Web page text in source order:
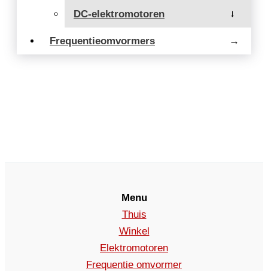
DC-elektromotoren →
Frequentieomvormers →
Menu
Thuis
Winkel
Elektromotoren
Frequentie omvormer